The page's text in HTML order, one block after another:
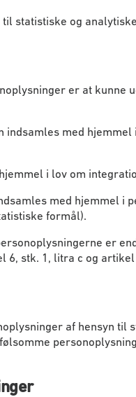
statistiske og
er at kunne
indsamles med
i lov om
med hjemmel i
formål).
er
6, stk. 1, litra c og
af hensyn til